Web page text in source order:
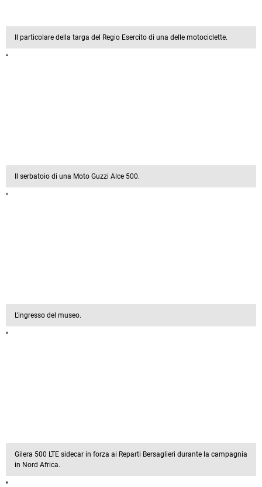
Il particolare della targa del Regio Esercito di una delle motociclette.
Il serbatoio di una Moto Guzzi Alce 500.
L'ingresso del museo.
Gilera 500 LTE sidecar in forza ai Reparti Bersaglieri durante la campagnia
in Nord Africa.